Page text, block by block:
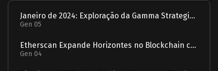
Janeiro de 2024: Exploração da Gamma Strategies - Um Relatório
Gen 05
Etherscan Expande Horizontes no Blockchain com Aquisição da Solscan
Gen 04